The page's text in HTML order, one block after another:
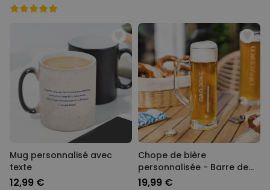
Mug personnalisé avec
texte
12,99 €
Chope de bière
personnalisée - Barre de
chargement
19,99 €